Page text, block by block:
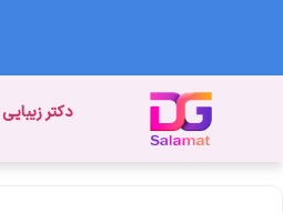
دکتر زیبایی